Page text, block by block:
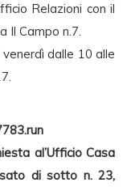
Relazioni con il
Il Campo n.7.
dalle 10 alle
al’Ufficio Casa
di sotto n. 23,